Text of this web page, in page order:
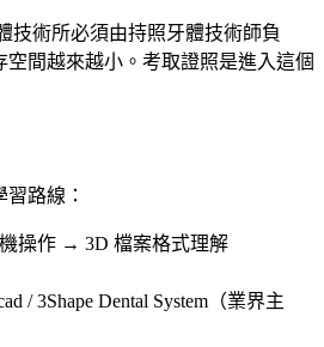
技術所必須由持照牙體技術師負
空間越來越小。考取證照是進入這個
路線：
機操作 → 3D 檔案格式理解
/ 3Shape Dental System（業界主